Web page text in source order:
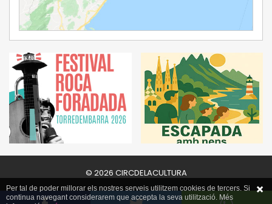
© 2026 CIRCDELACULTURA
Per tal de poder millorar els nostres serveis utilitzem cookies de tercers. Si
continua navegant considerarem que accepta la seva utilització. Més